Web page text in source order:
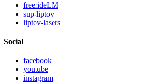
freerideLM
sup-liptov
liptov-lasers
Social
facebook
youtube
instagram